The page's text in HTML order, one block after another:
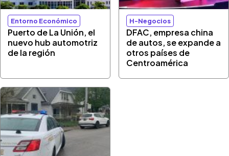
Entorno Económico
Puerto de La Unión, el
nuevo hub automotriz
de la región
H-Negocios
DFAC, empresa china
de autos, se expande a
otros países de
Centroamérica